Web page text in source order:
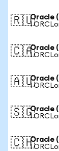
🇷🇺Oracle
1
🇨🇦Oracle
1
🇦🇺Oracle
1
🇸🇬Oracle
1
🇨🇭Oracle
1